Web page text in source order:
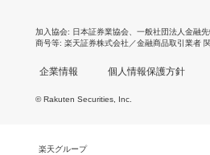
加入協会 日本証券業協会 一般社団法人金融
商号等 楽天証券株式会社／金融商品取引業者
企業情報 個人情報保護方針
© Rakuten Securities, Inc.
楽天グループ